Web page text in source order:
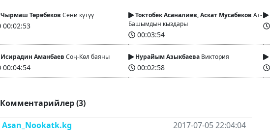
Чырмаш Төрөбеков Сени күтүү
00:02:53
Токтобек Асаналиев, Аскат Мусабеков Ат-
Башымдын кыздары
00:03:54
Исирадин Аманбаев Соң-Көл баяны
00:04:54
Нурайым АзыкбаеваВиктория
00:02:58
Комментарийлер (3)
Asan_Nookatk.kg
2017-07-05 22:04:04